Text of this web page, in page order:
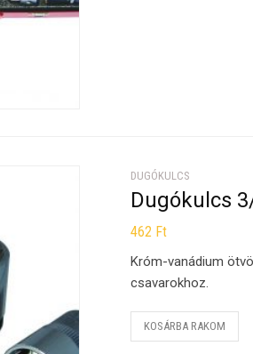
DUGÓKULCS
Dugókulcs
462 Ft
Króm-vanádium
csavarokhoz.
KOSÁRBA RAKOM